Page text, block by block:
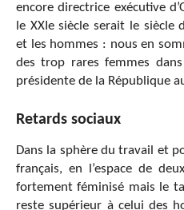
encore directrice exécutive
le XXIe siècle serait le siècle
et les hommes : nous en
des trop rares femmes
présidente de la République
Retards sociaux
Dans la sphère du travail et
français, en l’espace de
fortement féminisé mais le
reste supérieur à celui des